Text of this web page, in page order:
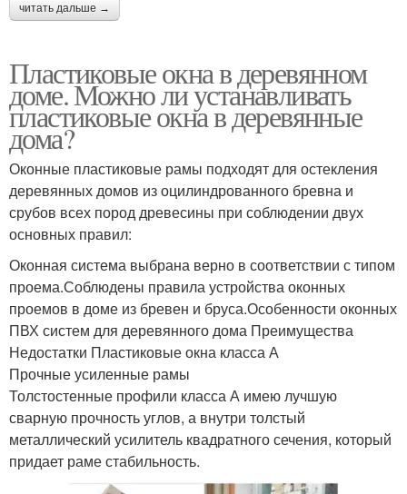
читать дальше →
Пластиковые окна в деревянном
доме. Можно ли устанавливать
пластиковые окна в деревянные
дома?
Оконные пластиковые рамы подходят для остекления
деревянных домов из оцилиндрованного бревна и
срубов всех пород древесины при соблюдении двух
основных правил:
Оконная система выбрана верно в соответствии с типом
проема.Соблюдены правила устройства оконных
проемов в доме из бревен и бруса.Особенности оконных
ПВХ систем для деревянного дома Преимущества
Недостатки Пластиковые окна класса А
Прочные усиленные рамы
Толстостенные профили класса А имею лучшую
сварную прочность углов, а внутри толстый
металлический усилитель квадратного сечения, который
придает раме стабильность.